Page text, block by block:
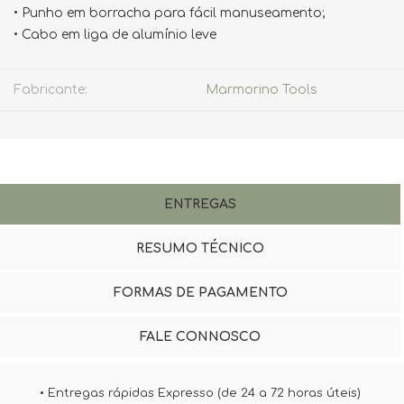
• Punho em borracha para fácil manuseamento;
• Cabo em liga de alumínio leve
Fabricante: Marmorino Tools
ENTREGAS
RESUMO TÉCNICO
FORMAS DE PAGAMENTO
FALE CONNOSCO
• Entregas rápidas Expresso (de 24 a 72 horas úteis)